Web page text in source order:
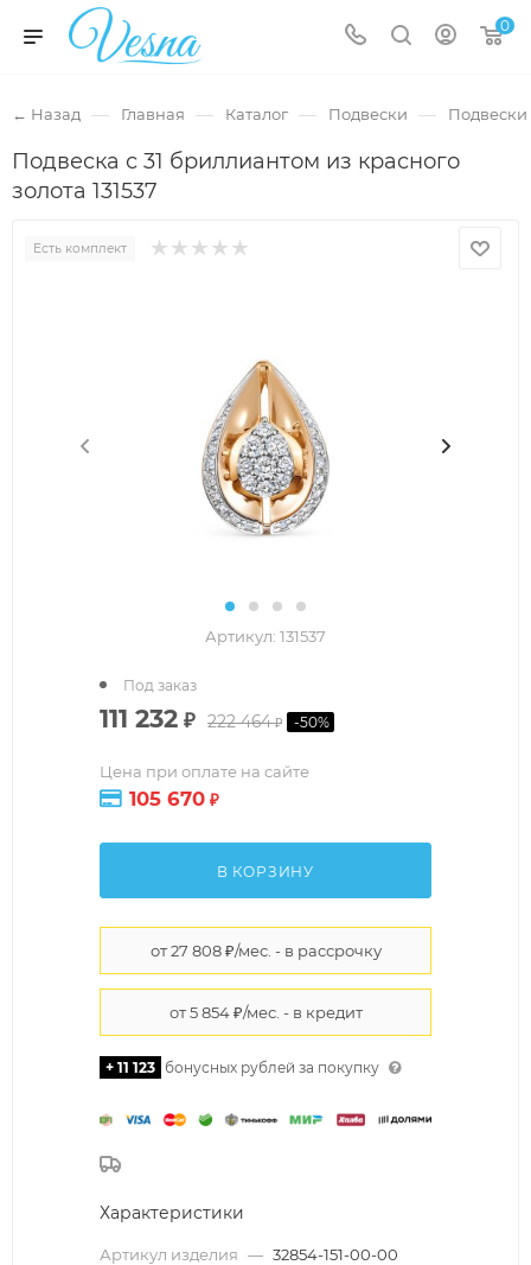
0
← Назад — Главная — Каталог — Подвески — Подвески
Подвеска с 31 бриллиантом из красного
золота 131537
Есть комплект
Артикул: 131537
111 232 ₽ 222 464₽ -50%
Цена при оплате на сайте
105 670 ₽
Под заказ
В КОРЗИНУ
+ 11 123 бонусных рублей за покупку
Характеристики
Артикул изделия — 32854-151-00-00